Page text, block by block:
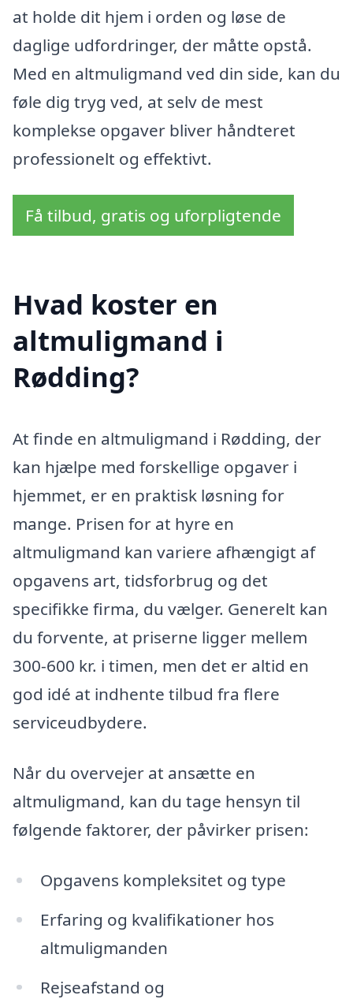
at holde dit hjem i orden og løse de
daglige udfordringer, der måtte opstå.
Med en altmuligmand ved din side, kan du
føle dig tryg ved, at selv de mest
komplekse opgaver bliver håndteret
professionelt og effektivt.
Få tilbud, gratis og uforpligtende
Hvad koster en
altmuligmand i
Rødding?
At finde en altmuligmand i Rødding, der
kan hjælpe med forskellige opgaver i
hjemmet, er en praktisk løsning for
mange. Prisen for at hyre en
altmuligmand kan variere afhængigt af
opgavens art, tidsforbrug og det
specifikke firma, du vælger. Generelt kan
du forvente, at priserne ligger mellem
300-600 kr. i timen, men det er altid en
god idé at indhente tilbud fra flere
serviceudbydere.
Når du overvejer at ansætte en
altmuligmand, kan du tage hensyn til
følgende faktorer, der påvirker prisen:
Opgavens kompleksitet og type
Erfaring og kvalifikationer hos
altmuligmanden
Rejseafstand og